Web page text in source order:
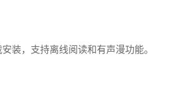
装，支持离线阅读和有声漫功能。‌‌